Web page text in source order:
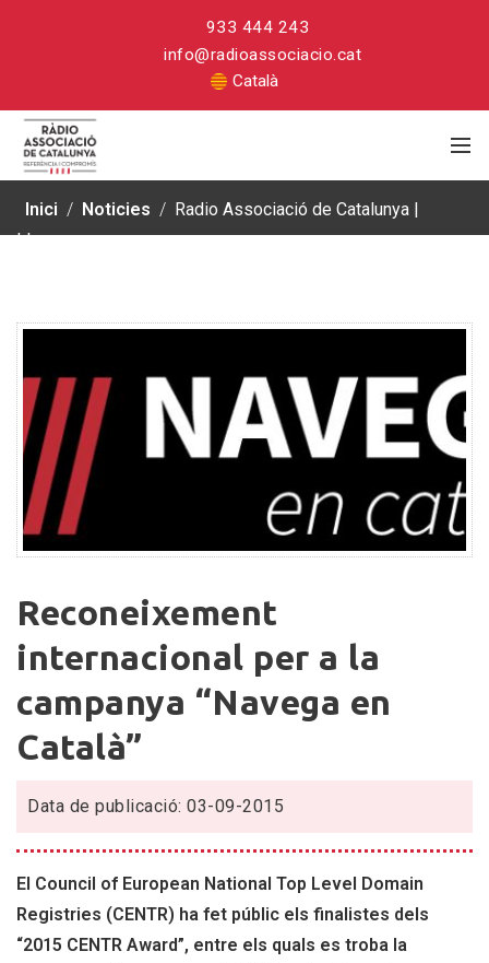
933 444 243
info@radioassociacio.cat
Català
Inici / Noticies / Radio Associació de Catalunya |
Llengua
Reconeixement
internacional
per
a
la
campanya
“Navega
Català”
Reconeixement
internacional per a la
campanya “Navega en
Català”
Data de publicació: 03-09-2015
El Council of European National Top Level Domain
Registries (CENTR) ha fet públic els finalistes dels
“2015 CENTR Award”, entre els quals es troba la